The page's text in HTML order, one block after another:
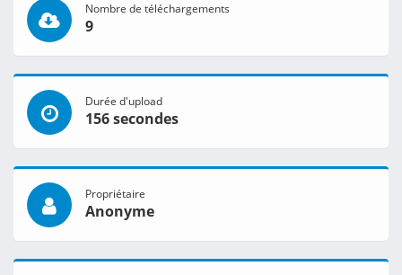
Nombre de téléchargements
9
Durée d'upload
156 secondes
Propriétaire
Anonyme